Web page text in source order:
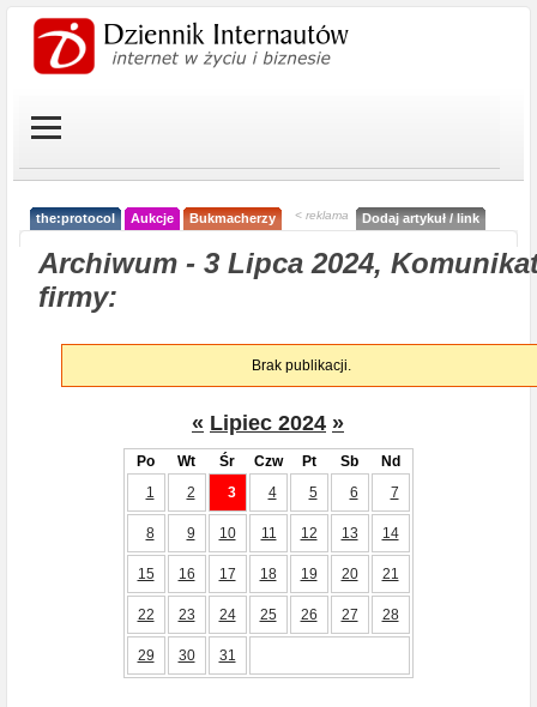
the:protocol Aukcje Bukmacherzy < reklama Dodaj artykuł / link
Archiwum - 3 Lipca 2024,
firmy:
Brak publikacji.
« Lipiec 2024 »
Po Wt Śr Czw Pt Sb
Nd
1
2 3 4 5 6 7
8 9 10 11 12 13 14
15 16 17 18 19 20 21
22 23 24 25 26 27 28
29 30 31